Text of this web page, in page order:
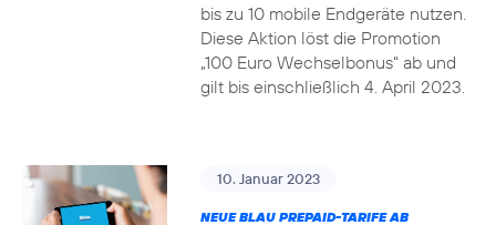
bis zu 10 mobile Endgeräte nutzen.
Diese Aktion löst die Promotion
„100 Euro Wechselbonus“ ab und
gilt bis einschließlich 4. April 2023.
10. Januar 2023
NEUE BLAU PREPAID-TARIFE AB